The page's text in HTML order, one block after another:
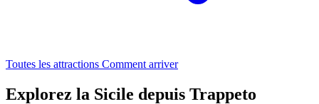
Toutes les attractions Comment arriver
Explorez la Sicile depuis Trappeto